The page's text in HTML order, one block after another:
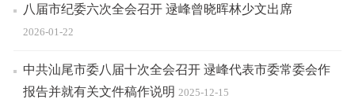
八届市纪委六次全会召开 逯峰曾晓晖林少文出席
2026-01-22
中共汕尾市委八届十次全会召开 逯峰代表市委常委会作
报告并就有关文件稿作说明 2025-12-15